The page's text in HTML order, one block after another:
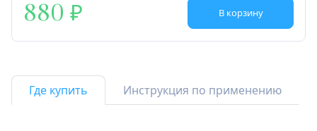
880 В корзину
Где купить Инструкция по применению